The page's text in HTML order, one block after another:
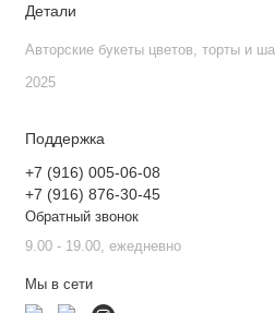
Авторские букеты цветов, торты и
2025
Поддержка
+7 (916) 005-06-08
+7 (916) 876-30-45
Обратный звонок
9.00 - 19.00, ежедневно
Мы в сети